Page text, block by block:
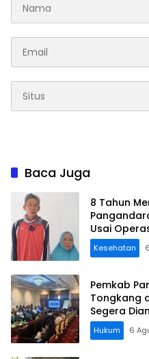
Baca Juga
8 Tahun
Usai
Kesehatan
Pemkab
Tongkang
Segera
Koordinasi
Hukum 6